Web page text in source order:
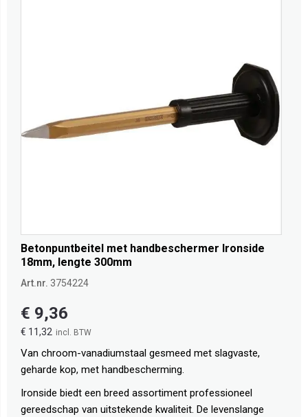
Betonpuntbeitel met handbeschermer Ironside
18mm, lengte 300mm
Art.nr. 3754224
€ 11,32
€ 9,36
Van chroom-vanadiumstaal gesmeed met slagvaste,
geharde kop, met handbescherming.
Ironside biedt een breed assortiment professioneel
gereedschap van uitstekende kwaliteit. De levenslange